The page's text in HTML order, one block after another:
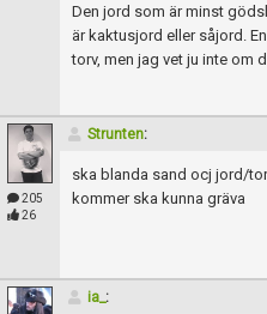
Den jord som är minst
är kaktusjord eller såjord.
torv, men jag vet ju inte om
205
26
Strunten:
ska blanda sand ocj jord/
kommer ska kunna gräva
ia_: